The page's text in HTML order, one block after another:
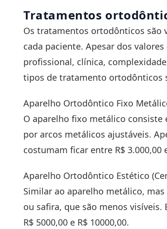
Tratamentos
Os tratamentos ortodônticos são
cada paciente. Apesar dos
profissional, clínica,
tipos de tratamento ortodônticos
Aparelho Ortodôntico Fixo
O aparelho fixo metálico
por arcos metálicos ajustáveis.
costumam ficar entre R$ 3.000,00
Aparelho Ortodôntico Estético
Similar ao aparelho metálico,
ou safira, que são menos
R$ 5000,00 e R$ 10000,00.